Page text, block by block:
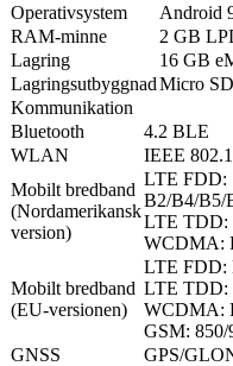
Operativsystem
Android
RAM-minne
2 GB
Lagring
16 GB
LagringsutbyggnadMicro
Kommunikation
Bluetooth
4.2 BLE
WLAN
IEEE
Mobilt bredband
(Nordamerikansk
version)
LTE FDD:
B2/B4/B5/
LTE TDD:
WCDMA:
Mobilt bredband
(EU-versionen)
LTE FDD:
LTE TDD:
WCDMA:
GSM: 850/
GNSS
GPS/